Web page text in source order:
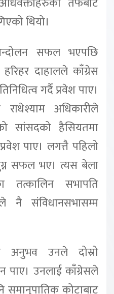
थियो।
सफल भएपछि
दाहालले काँग्रेस
गर्दै प्रवेश पाए।
अधिकारीले
सांसदको हैसियतमा
पाए। लगत्तै पहिलो
सफल भए। त्यस बेला
तत्कालिन सभापति
नै संविधानसभासम्म
अनुभव उनले दोस्रो
पाए। उनलाई काँग्रेसले
समानुपातिक कोटाबाट